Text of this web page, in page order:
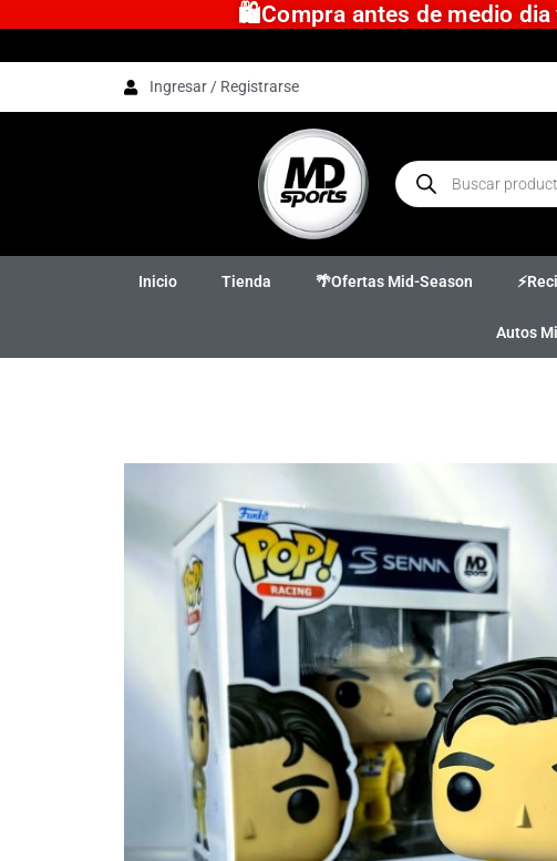
🛍️Compra antes de medio
Ingresar / Registrarse
Inicio Tienda 🌴Ofertas Mid-Season
Autos